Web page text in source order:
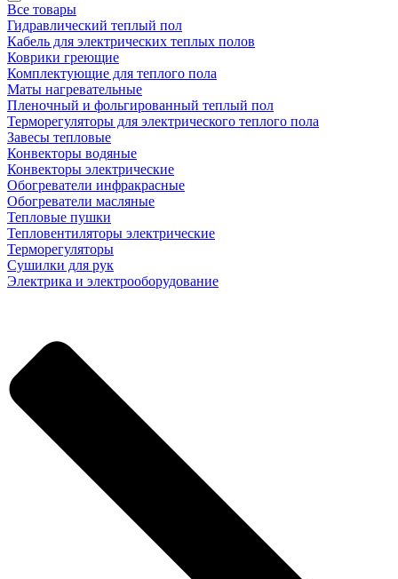
Все товары
Гидравлический теплый пол
Кабель для электрических теплых полов
Коврики греющие
Комплектующие для теплого пола
Маты нагревательные
Пленочный и фольгированный теплый пол
Терморегуляторы для электрического теплого пола
Завесы тепловые
Конвекторы водяные
Конвекторы электрические
Обогреватели инфракрасные
Обогреватели масляные
Тепловые пушки
Тепловентиляторы электрические
Терморегуляторы
Сушилки для рук
Электрика и электрооборудование